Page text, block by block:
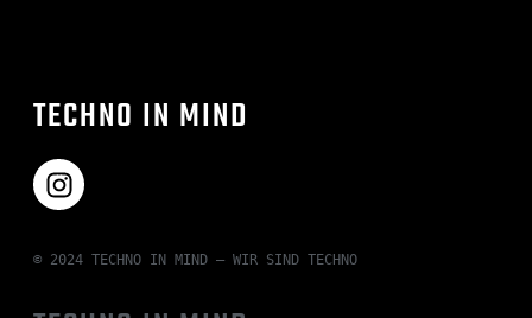
TECHNO IN MIND
© 2024 TECHNO IN MIND – WIR SIND TECHNO